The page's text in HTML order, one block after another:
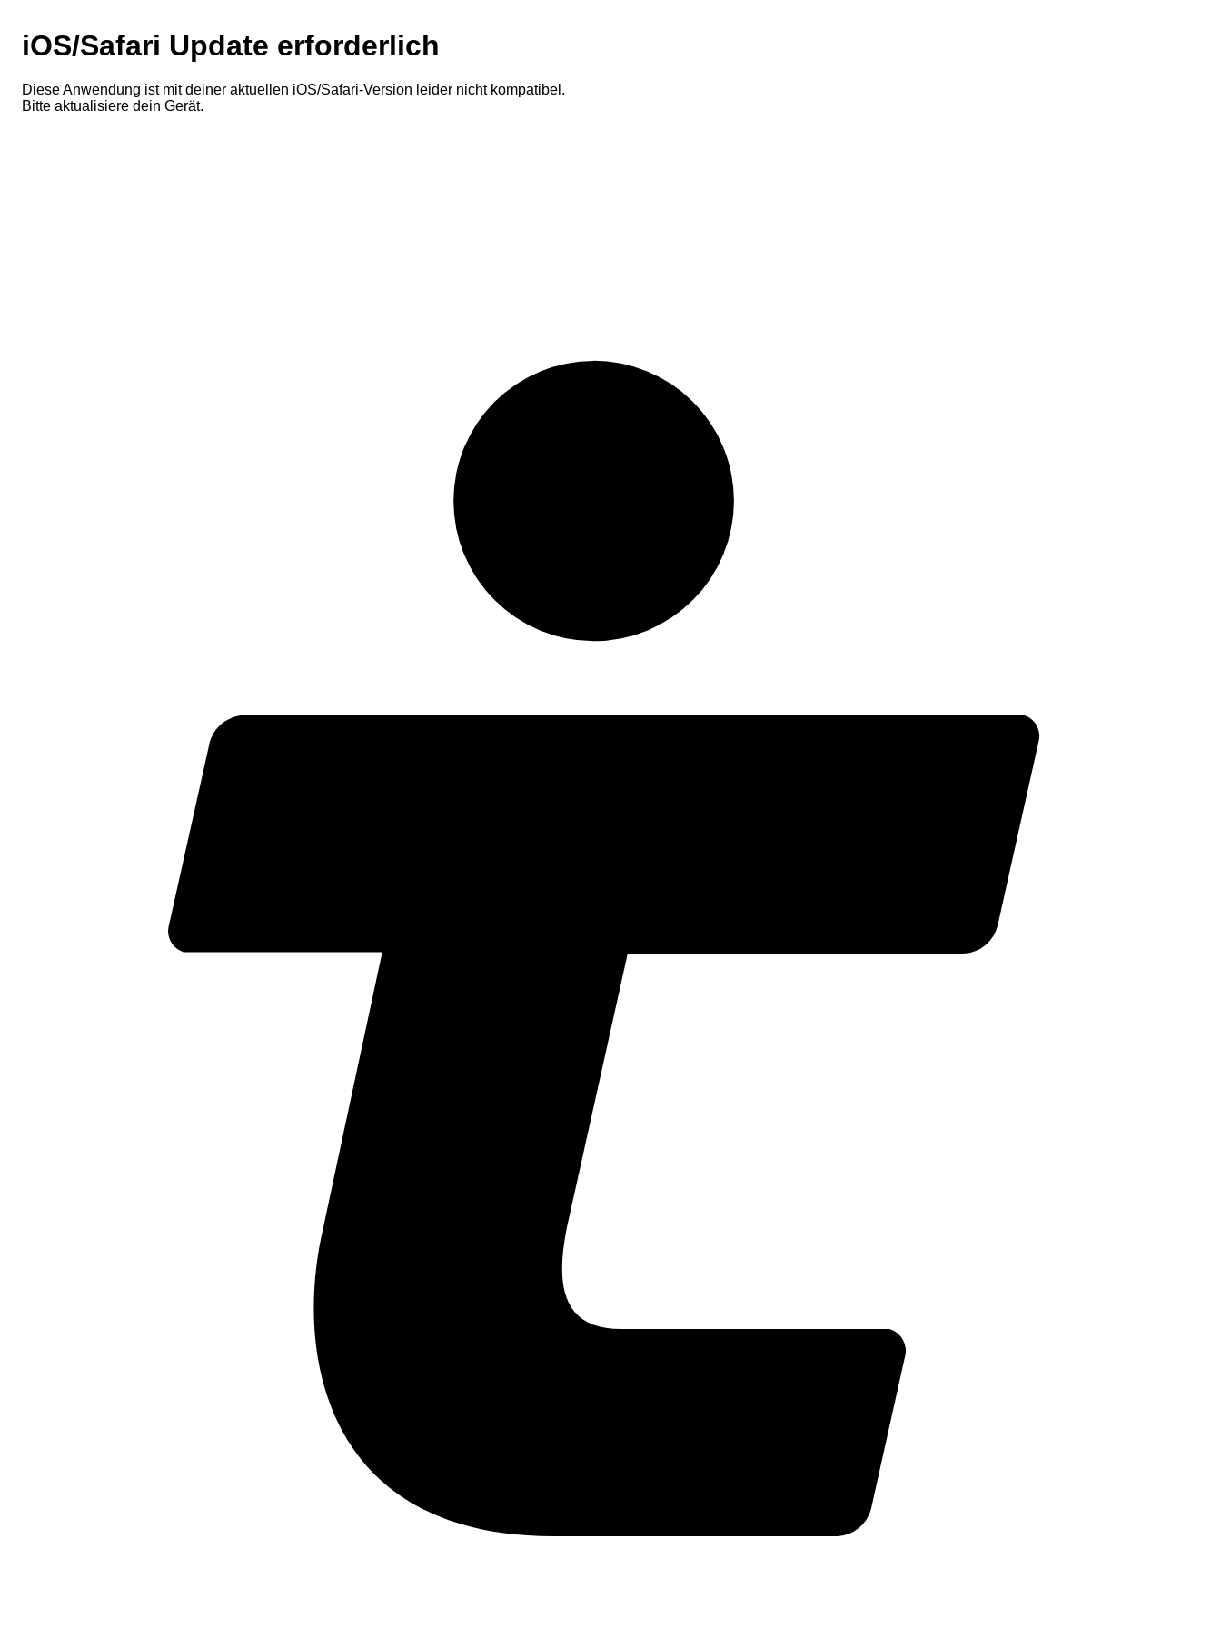
iOS/Safari Update erforderlich
Diese Anwendung ist mit deiner aktuellen iOS/Safari-Version leider nicht kompatibel.
Bitte aktualisiere dein Gerät.